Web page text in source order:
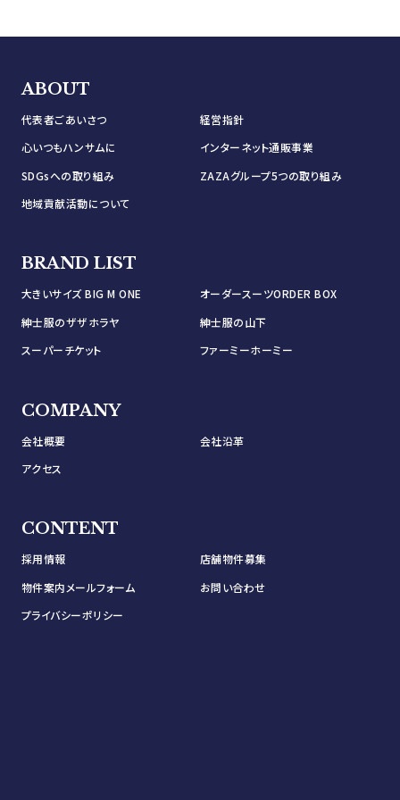
ABOUT
代表者ごあいさつ
経営指針
心いつもハンサムに
インターネット通販事業
SDGsへの取り組み
ZAZAグループ5つの取り組み
地域貢献活動について
BRAND LIST
大きいサイズ BIG M ONE
オーダースーツORDER BOX
紳士服のザザホラヤ
紳士服の山下
スーパーチケット
ファーミーホーミー
COMPANY
会社概要
会社沿革
アクセス
CONTENT
採用情報
店舗物件募集
物件案内メールフォーム
お問い合わせ
プライバシーポリシー